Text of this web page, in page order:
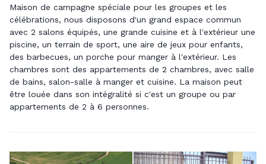
Maison de campagne spéciale pour les groupes et les
célébrations, nous disposons d'un grand espace commun
avec 2 salons équipés, une grande cuisine et à l'extérieur une
piscine, un terrain de sport, une aire de jeux pour enfants,
des barbecues, un porche pour manger à l'extérieur. Les
chambres sont des appartements de 2 chambres, avec salle
de bains, salon-salle à manger et cuisine. La maison peut
être louée dans son intégralité si c'est un groupe ou par
appartements de 2 à 6 personnes.